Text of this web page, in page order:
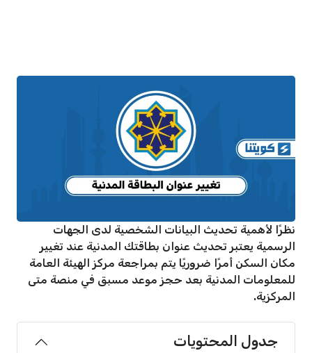
نظرًا لأهمية تحديث البيانات الشخصية لدى الجهات
الرسمية يعتبر تحديث عنوان بطاقتك المدنية عند تغيير
مكان السكن أمرًا ضروريًا يتم بمراجعة مركز الهيئة العامة
للمعلومات المدنية بعد حجز موعد مسبق في منصة متى
المركزية.
جدول المحتويات